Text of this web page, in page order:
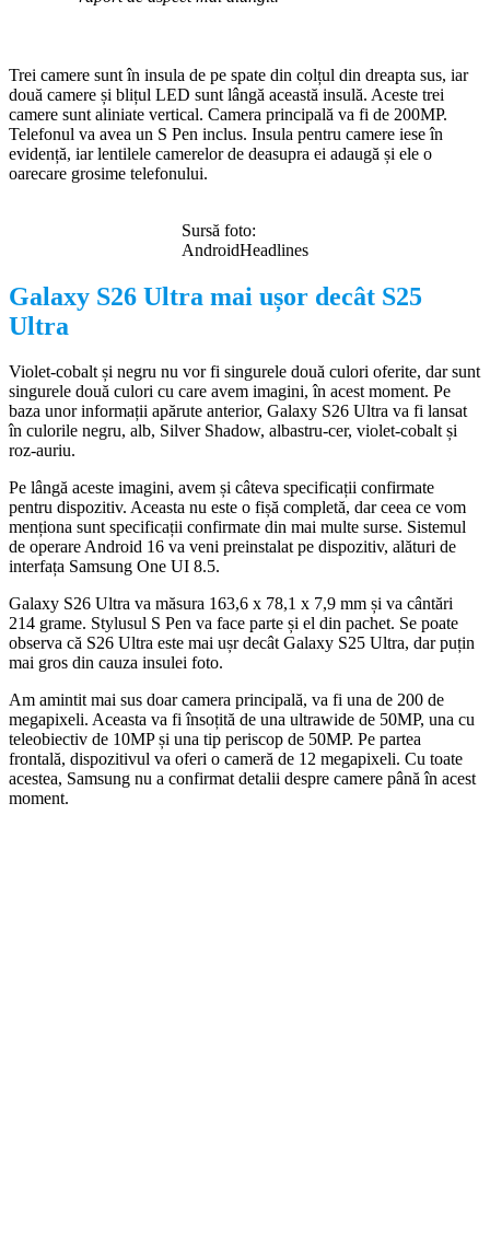
Trei camere sunt în insula de pe spate din colțul din dreapta sus, iar
două camere și blițul LED sunt lângă această insulă. Aceste trei
camere sunt aliniate vertical. Camera principală va fi de 200MP.
Telefonul va avea un S Pen inclus. Insula pentru camere iese în
evidență, iar lentilele camerelor de deasupra ei adaugă și ele o
oarecare grosime telefonului.
Sursă foto:
AndroidHeadlines
Galaxy S26 Ultra mai ușor decât S25
Ultra
Violet-cobalt și negru nu vor fi singurele două culori oferite, dar sunt
singurele două culori cu care avem imagini, în acest moment. Pe
baza unor informații apărute anterior, Galaxy S26 Ultra va fi lansat
în culorile negru, alb, Silver Shadow, albastru-cer, violet-cobalt și
roz-auriu.
Pe lângă aceste imagini, avem și câteva specificații confirmate
pentru dispozitiv. Aceasta nu este o fișă completă, dar ceea ce vom
menționa sunt specificații confirmate din mai multe surse. Sistemul
de operare Android 16 va veni preinstalat pe dispozitiv, alături de
interfața Samsung One UI 8.5.
Galaxy S26 Ultra va măsura 163,6 x 78,1 x 7,9 mm și va cântări
214 grame. Stylusul S Pen va face parte și el din pachet. Se poate
observa că S26 Ultra este mai ușr decât Galaxy S25 Ultra, dar puțin
mai gros din cauza insulei foto.
Am amintit mai sus doar camera principală, va fi una de 200 de
megapixeli. Aceasta va fi însoțită de una ultrawide de 50MP, una cu
teleobiectiv de 10MP și una tip periscop de 50MP. Pe partea
frontală, dispozitivul va oferi o cameră de 12 megapixeli. Cu toate
acestea, Samsung nu a confirmat detalii despre camere până în acest
moment.